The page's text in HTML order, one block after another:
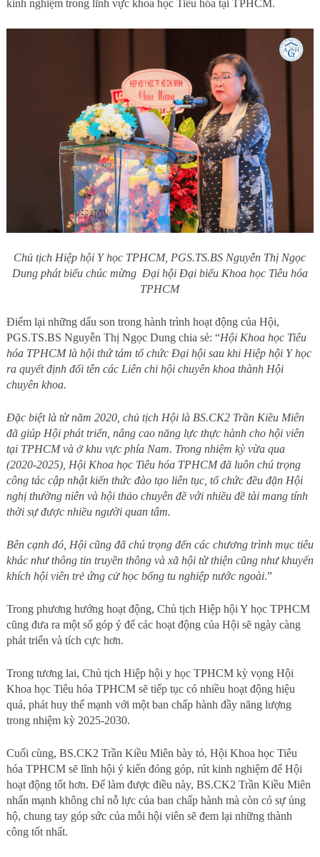
kinh nghiệm trong lĩnh vực khoa học Tiêu hóa tại TPHCM.
Chủ tịch Hiệp hội Y học TPHCM, PGS.TS.BS Nguyễn Thị Ngọc
Dung phát biểu chúc mừng Đại hội Đại biểu Khoa học Tiêu hóa
TPHCM
Điểm lại những dấu son trong hành trình hoạt động của Hội,
PGS.TS.BS Nguyễn Thị Ngọc Dung chia sẻ: “Hội Khoa học Tiêu
hóa TPHCM là hội thứ tám tổ chức Đại hội sau khi Hiệp hội Y học
ra quyết định đổi tên các Liên chi hội chuyên khoa thành Hội
chuyên khoa.
Đặc biệt là từ năm 2020, chủ tịch Hội là BS.CK2 Trần Kiều Miên
đã giúp Hội phát triển, nâng cao năng lực thực hành cho hội viên
tại TPHCM và ở khu vực phía Nam. Trong nhiệm kỳ vừa qua
(2020-2025), Hội Khoa học Tiêu hóa TPHCM đã luôn chú trọng
công tác cập nhật kiến thức đào tạo liên tục, tổ chức đều đặn Hội
nghị thường niên và hội thảo chuyên đề với nhiều đề tài mang tính
thời sự được nhiều người quan tâm.
Bên cạnh đó, Hội cũng đã chú trọng đến các chương trình mục tiêu
khác như thông tin truyền thông và xã hội từ thiện cũng như khuyến
khích hội viên trẻ ứng cử học bổng tu nghiệp nước ngoài.”
Trong phương hướng hoạt động, Chủ tịch Hiệp hội Y học TPHCM
cũng đưa ra một số góp ý để các hoạt động của Hội sẽ ngày càng
phát triển và tích cực hơn.
Trong tương lai, Chủ tịch Hiệp hội y học TPHCM kỳ vọng Hội
Khoa học Tiêu hóa TPHCM sẽ tiếp tục có nhiều hoạt động hiệu
quả, phát huy thế mạnh với một ban chấp hành đầy năng lượng
trong nhiệm kỳ 2025-2030.
Cuối cùng, BS.CK2 Trần Kiều Miên bày tỏ, Hội Khoa học Tiêu
hóa TPHCM sẽ lĩnh hội ý kiến đóng góp, rút kinh nghiệm để Hội
hoạt động tốt hơn. Để làm được điều này, BS.CK2 Trần Kiều Miên
nhấn mạnh không chỉ nỗ lực của ban chấp hành mà còn có sự ủng
hộ, chung tay góp sức của mỗi hội viên sẽ đem lại những thành
công tốt nhất.